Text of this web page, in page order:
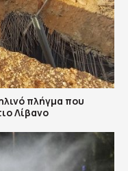
πλήγμα που
Λίβανο